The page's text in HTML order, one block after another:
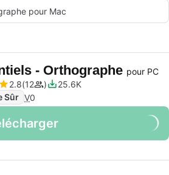
pour Mac
- Orthographe pour PC
2.8 12
25.6K
Sûr V0